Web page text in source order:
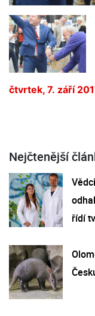
čtvrtek, 7. září
Nejčtenější
řídí